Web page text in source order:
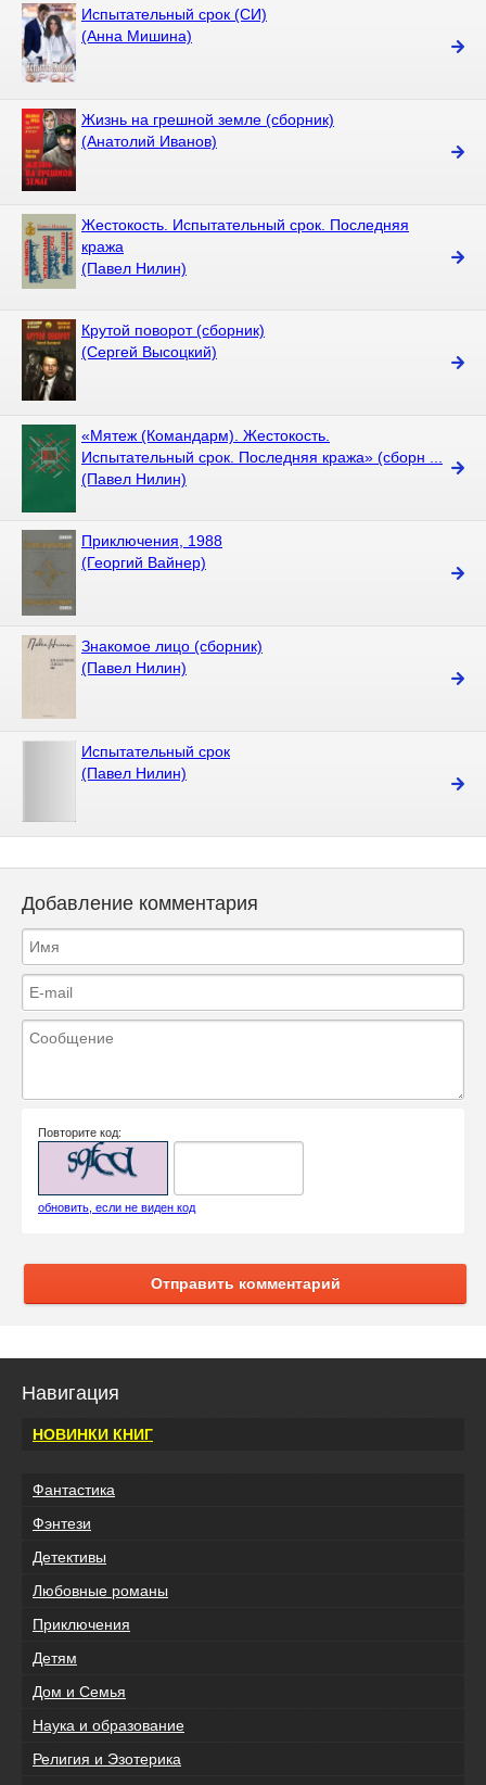
Испытательный срок (СИ)
(Анна Мишина)
Жизнь на грешной земле (сборник)
(Анатолий Иванов)
Жестокость. Испытательный срок. Последняя
кража
(Павел Нилин)
Крутой поворот (сборник)
(Сергей Высоцкий)
«Мятеж (Командарм). Жестокость.
Испытательный срок. Последняя кража» (сборн ...
(Павел Нилин)
Приключения, 1988
(Георгий Вайнер)
Знакомое лицо (сборник)
(Павел Нилин)
Испытательный срок
(Павел Нилин)
Добавление комментария
Повторите код:
обновить, если не виден код
Отправить комментарий
Навигация
НОВИНКИ КНИГ
Фантастика
Фэнтези
Детективы
Любовные романы
Приключения
Детям
Дом и Семья
Наука и образование
Религия и Эзотерика